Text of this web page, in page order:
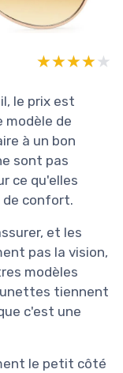
★★★★★
★★★★★
le prix est
modèle de
à un bon
sont pas
ce qu'elles
confort.
et les
pas la vision,
modèles
tiennent
c'est une
le petit côté